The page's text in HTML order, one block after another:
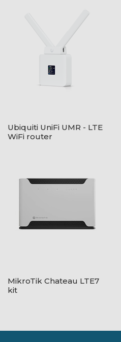
Ubiquiti UniFi UMR - LTE
WiFi router
MikroTik Chateau LTE7
kit